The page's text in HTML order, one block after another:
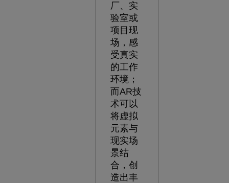
厂、实
验室或
项目现
场，感
受真实
的工作
环境；
而AR技
术可以
将虚拟
元素与
现实场
景结
合，创
造出丰